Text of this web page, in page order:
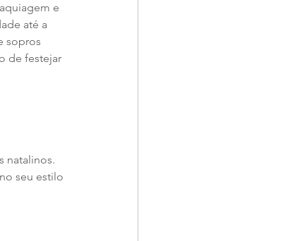
e
até a
sopros
de festejar
natalinos.
seu estilo